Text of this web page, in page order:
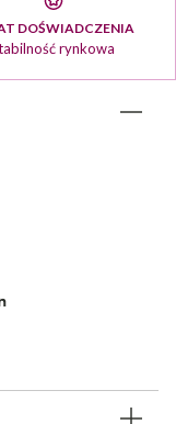
DOŚWIADCZENIA
rynkowa